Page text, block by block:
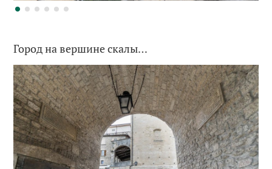
Город на вершине скалы…